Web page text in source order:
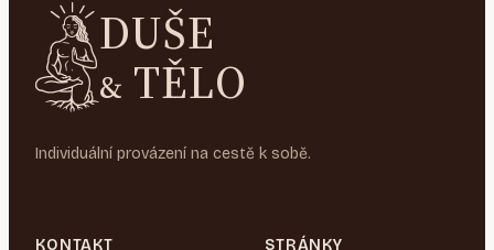
DUŠE
& TĚLO
Individuální provázení na cestě k sobě.
KONTAKT STRÁNKY